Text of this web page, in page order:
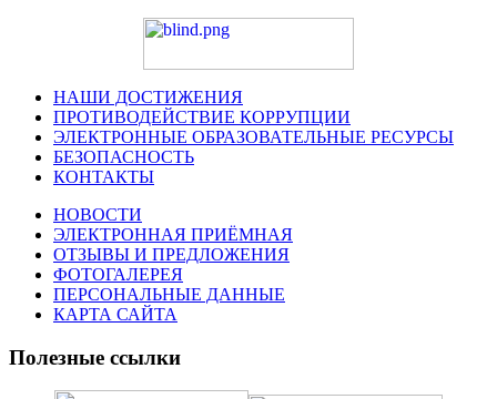
НАШИ ДОСТИЖЕНИЯ
ПРОТИВОДЕЙСТВИЕ КОРРУПЦИИ
ЭЛЕКТРОННЫЕ ОБРАЗОВАТЕЛЬНЫЕ РЕСУРСЫ
БЕЗОПАСНОСТЬ
КОНТАКТЫ
НОВОСТИ
ЭЛЕКТРОННАЯ ПРИЁМНАЯ
ОТЗЫВЫ И ПРЕДЛОЖЕНИЯ
ФОТОГАЛЕРЕЯ
ПЕРСОНАЛЬНЫЕ ДАННЫЕ
КАРТА САЙТА
Полезные ссылки